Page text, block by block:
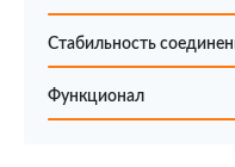
Стабильность
Функционал